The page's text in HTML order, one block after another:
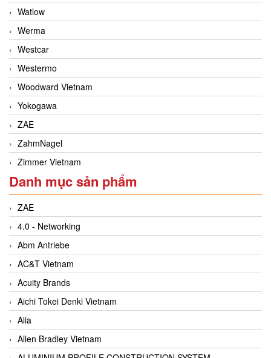
Watlow
Werma
Westcar
Westermo
Woodward Vietnam
Yokogawa
ZAE
ZahmNagel
Zimmer Vietnam
Danh mục sản phẩm
ZAE
4.0 - Networking
Abm Antriebe
AC&T Vietnam
Acuity Brands
Aichi Tokei Denki Vietnam
Alia
Allen Bradley Vietnam